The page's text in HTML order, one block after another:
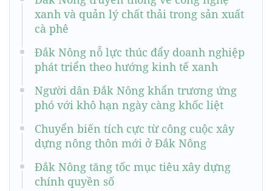
xanh và quản lý chất thải trong sản xuất
cà phê
Đắk Nông nỗ lực thúc đẩy doanh nghiệp
phát triển theo hướng kinh tế xanh
Người dân Đắk Nông khẩn trương ứng
phó với khô hạn ngày càng khốc liệt
Chuyển biến tích cực từ công cuộc xây
dựng nông thôn mới ở Đắk Nông
Đắk Nông tăng tốc mục tiêu xây dựng
chính quyền số